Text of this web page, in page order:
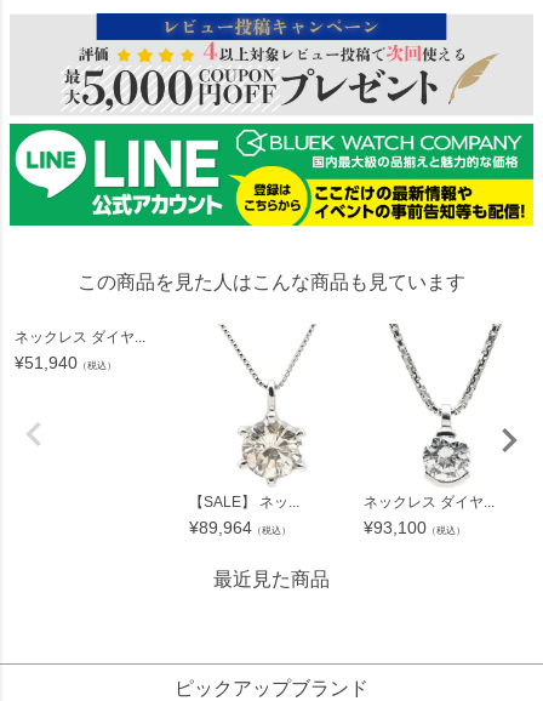
この商品を見た人はこんな商品も見ています
ネックレス ダイヤ...
¥51,940 （税込）
【SALE】 ネッ...
¥89,964 （税込）
ネックレス ダイヤ...
¥93,100 （税込）
最近見た商品
ピックアップブランド